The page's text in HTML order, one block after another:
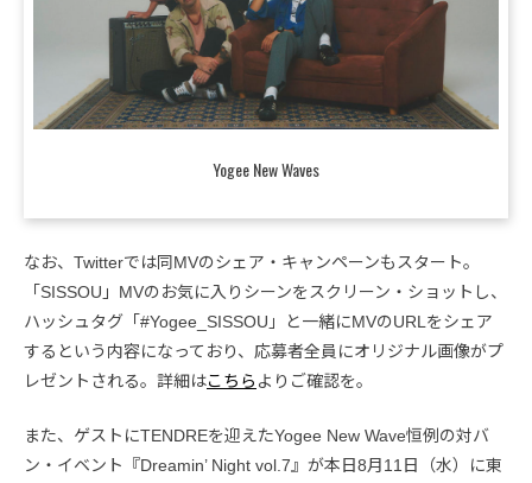
Yogee New Waves
なお、Twitterでは同MVのシェア・キャンペーンもスタート。
「SISSOU」MVのお気に入りシーンをスクリーン・ショットし、
ハッシュタグ「#Yogee_SISSOU」と一緒にMVのURLをシェア
するという内容になっており、応募者全員にオリジナル画像がプ
レゼントされる。詳細はこちら よりご確認を。
また、ゲストにTENDREを迎えたYogee New Wave恒例の対バ
ン・イベント『Dreamin’ Night vol.7』が本日8月11日（水）に東